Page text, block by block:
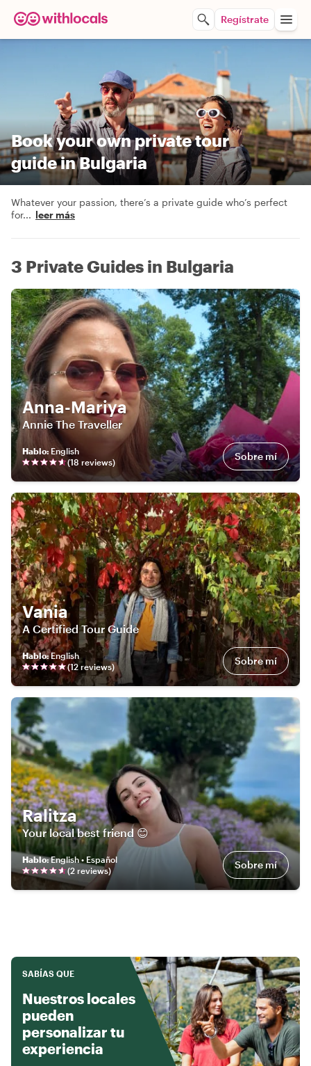
Regístrate
Book your own private tour
guide in Bulgaria
Whatever your passion, there’s a private guide who’s perfect
for... leer más
3 Private Guides in Bulgaria
Anna-Mariya
Annie The Traveller
Hablo: English
(18 reviews) Sobre mí
Vania
A Certified Tour Guide
Hablo:English
(12reviews) Sobre mí
Ralitza
Your local best friend 😊
Hablo:English • Español
(2 reviews) Sobre mí
SABÍAS QUE
Nuestros locales
pueden
personalizar tu
experiencia